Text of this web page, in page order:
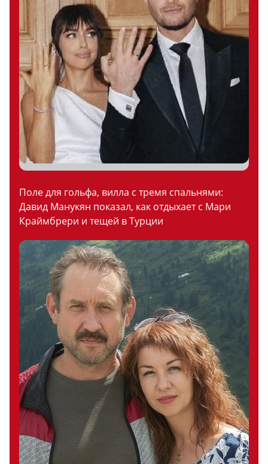
Поле для гольфа, вилла с тремя спальнями:
Давид Манукян показал, как отдыхает с Мари
Краймбрери и тещей в Турции